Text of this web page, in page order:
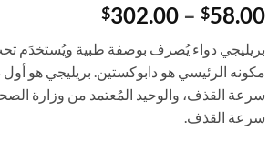
$58.00
–
$302.00 نطاق
السعر:
من
خلال
بريليجي دواء يُصرف بوصفة طبية ويُستخدَم
مكونه الرئيسي هو دابوكستين. بريليجي هو أول
سرعة القذف، والوحيد المُعتمد من وزارة
سرعة القذف.